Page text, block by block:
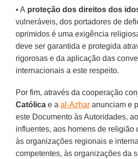
• A proteção dos direitos dos
vulneráveis, dos portadores de
oprimidos é uma exigência
deve ser garantida e protegida
rigorosas e da aplicação das
internacionais a este respeito.
Por fim, através da cooperação
Católica e aal-Azhar anunciam e
este Documento às Autoridades,
influentes, aos homens de religião
às organizações regionais e
competentes, às organizações da